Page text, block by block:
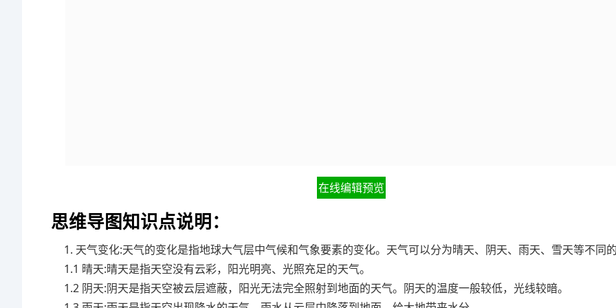
在线编辑预览
思维导图知识点说明：
1. 天气变化:天气的变化是指地球大气层中气候和气象要素的变化。天气可以分为晴天、阴天、雨天、雪天等不同
1.1 晴天:晴天是指天空没有云彩，阳光明亮、光照充足的天气。
1.2 阴天:阴天是指天空被云层遮蔽，阳光无法完全照射到地面的天气。阴天的温度一般较低，光线较暗。